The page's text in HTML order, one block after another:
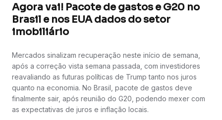
Agora vai! Pacote de gastos e G20 no
Brasil e nos EUA dados do setor
imobiliário
Mercados sinalizam recuperação neste início de semana,
após a correção vista semana passada, com investidores
reavaliando as futuras políticas de Trump tanto nos juros
quanto na economia. No Brasil, pacote de gastos deve
finalmente sair, após reunião do G20, podendo mexer com
as expectativas de juros e inflação locais.